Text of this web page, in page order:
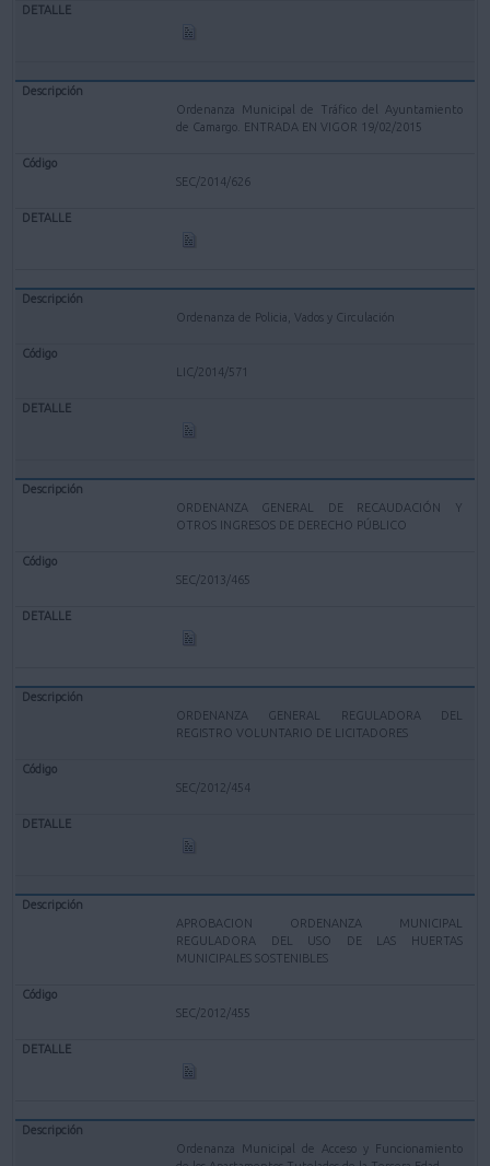
Ordenanza Municipal de Tráfico del Ayuntamiento
de Camargo. ENTRADA EN VIGOR 19/02/2015
SEC/2014/626
Ordenanza de Policia, Vados y Circulación
LIC/2014/571
ORDENANZA GENERAL DE RECAUDACIÓN Y
OTROS INGRESOS DE DERECHO PÚBLICO
SEC/2013/465
ORDENANZA GENERAL REGULADORA DEL
REGISTRO VOLUNTARIO DE LICITADORES
SEC/2012/454
APROBACION ORDENANZA MUNICIPAL
REGULADORA DEL USO DE LAS HUERTAS
MUNICIPALES SOSTENIBLES
SEC/2012/455
Ordenanza Municipal de Acceso y Funcionamiento